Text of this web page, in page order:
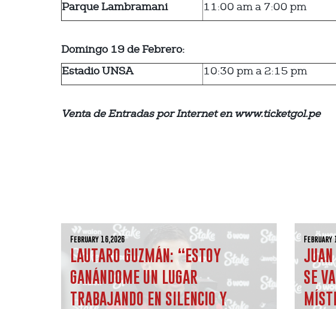
Parque Lambramani
11:00 am a 7:00 pm
Domingo 19 de Febrero:
Estadio UNSA
10:30 pm a 2:15 pm
Venta de Entradas por Internet en www.ticketgol.pe
February 16,2026
LAUTARO GUZMÁN: “ESTOY
GANÁNDOME UN LUGAR
TRABAJANDO EN SILENCIO Y
February
SE